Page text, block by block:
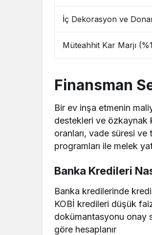
İç Dekorasyon ve
Müteahhit Kar Marjı
Finansman
Bir ev inşa etmenin
destekleri ve özkaynak
oranları, vade süresi
programları ile melek
Banka Kredileri
Banka kredilerinde
KOBİ kredileri düşük
dokümantasyonu onay
göre hesaplanır